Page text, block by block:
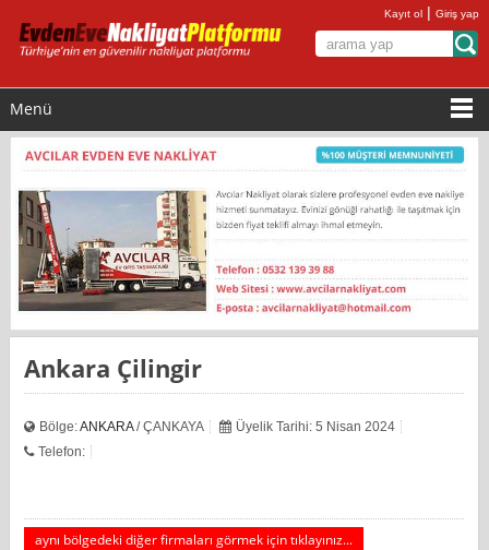
Kayıt ol |Giriş yap
Menü
Ankara Çilingir
Bölge:ANKARA/ ÇANKAYA
Üyelik Tarihi: 5 Nisan 2024
Telefon:
aynı bölgedeki diğer firmaları görmek için tıklayınız...